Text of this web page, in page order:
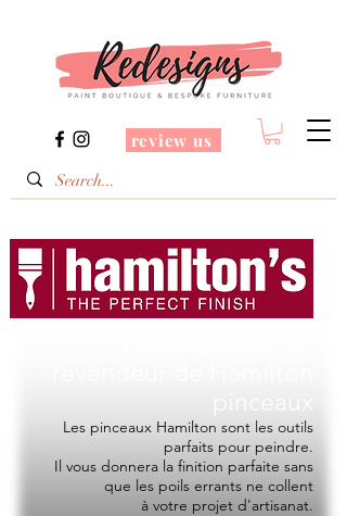
review us
Les pinceaux Hamilton sont les outils
parfaits pour peindre.
Il vous donnera la finition parfaite sans
que les poils errants ne collent
à votre projet d'artisanat.